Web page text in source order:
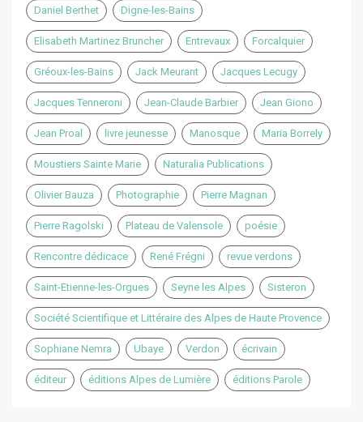
Daniel Berthet Digne-les-Bains
Elisabeth Martinez Bruncher Entrevaux Forcalquier
Gréoux-les-Bains Jack Meurant Jacques Lecugy
Jacques Tenneroni Jean-Claude Barbier Jean Giono
Jean Proal livre jeunesse Manosque Maria Borrely
Moustiers Sainte Marie Naturalia Publications
Olivier Bauza Photographie Pierre Magnan
Pierre Ragolski Plateau de Valensole poésie
Rencontre dédicace René Frégni revue verdons
Saint-Etienne-les-Orgues Seyne les Alpes Sisteron
Société Scientifique et Littéraire des Alpes de Haute Provence
Sophiane Nemra Ubaye Verdon écrivain
éditeur éditions Alpes de Lumière éditions Parole